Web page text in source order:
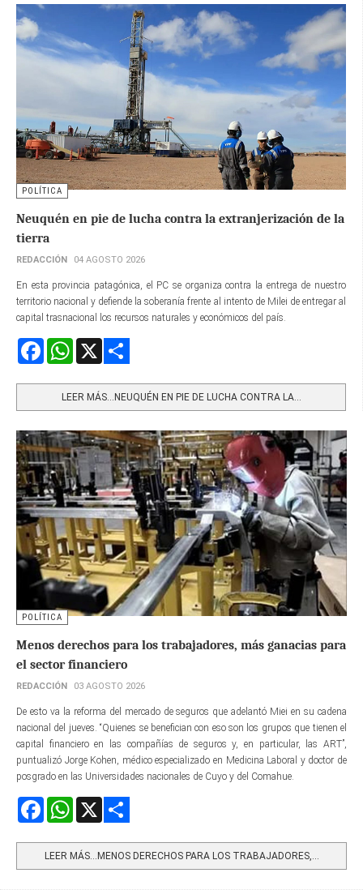
POLÍTICA
Neuquén en pie de lucha contra la extranjerización de la
tierra
REDACCIÓN 04 AGOSTO 2026
En esta provincia patagónica, el PC se organiza contra la entrega de nuestro
territorio nacional y defiende la soberanía frente al intento de Milei de entregar al
capital trasnacional los recursos naturales y económicos del país.
FacebookWhatsApp
LEER MÁS…NEUQUÉN EN PIE DE LUCHA CONTRA LA...
POLÍTICA
Menos derechos para los trabajadores, más ganacias para
el sector financiero
REDACCIÓN 03 AGOSTO 2026
De esto va la reforma del mercado de seguros que adelantó Miei en su cadena
nacional del jueves. “Quienes se benefician con eso son los grupos que tienen el
capital financiero en las compañías de seguros y, en particular, las ART”,
puntualizó Jorge Kohen, médico especializado en Medicina Laboral y doctor de
posgrado en las Universidades nacionales de Cuyo y del Comahue.
FacebookWhatsApp
LEER MÁS…MENOS DERECHOS PARA LOS TRABAJADORES,...